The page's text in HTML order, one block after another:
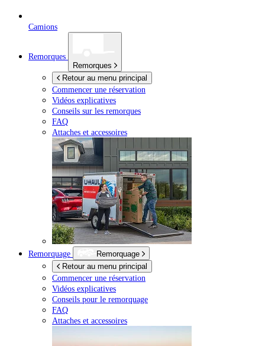
Camions
Remorques
Remorques
Retour au menu principal
Commencer une réservation
Vidéos explicatives
Conseils sur les remorques
FAQ
Attaches et accessoires
Remorquage
Remorquage
Retour au menu principal
Commencer une réservation
Vidéos explicatives
Conseils pour le remorquage
FAQ
Attaches et accessoires